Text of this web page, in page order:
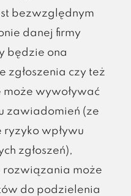
bezwzględnym
danej firmy
będzie ona
zgłoszenia czy też
wywoływać
zawiadomień (ze
wpływu
zgłoszeń),
rozwiązania może
do podzielenia